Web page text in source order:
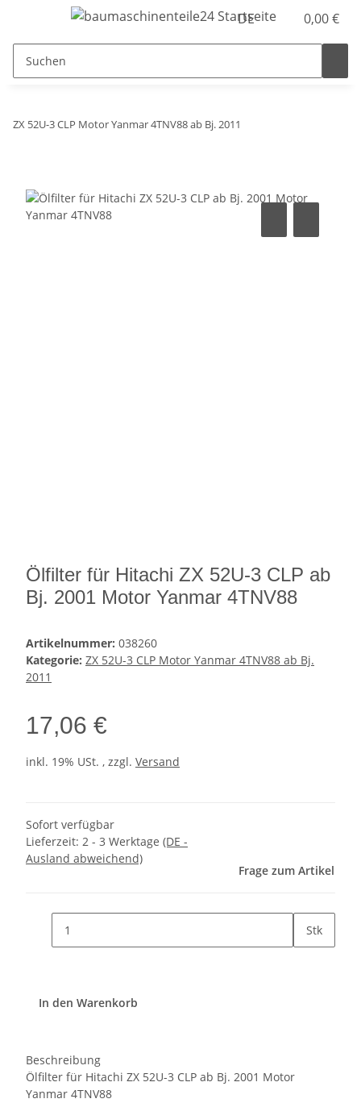
DE 0,00 €
ZX 52U-3 CLP Motor Yanmar 4TNV88 ab Bj. 2011
Ölfilter für Hitachi ZX 52U-3 CLP ab
Bj. 2001 Motor Yanmar 4TNV88
Artikelnummer: 038260
Kategorie: ZX 52U-3 CLP Motor Yanmar 4TNV88 ab Bj.
2011
17,06 €
inkl. 19% USt. , zzgl. Versand
Sofort verfügbar
Lieferzeit: 2 - 3 Werktage (DE -
Ausland abweichend)
Frage zum Artikel
Stk
In den Warenkorb
Beschreibung
Ölfilter für Hitachi ZX 52U-3 CLP ab Bj. 2001 Motor
Yanmar 4TNV88